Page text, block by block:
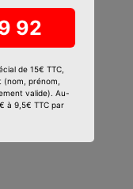
92
de 15€ TTC,
prénom,
valide). Au-
à 9,5€ TTC par